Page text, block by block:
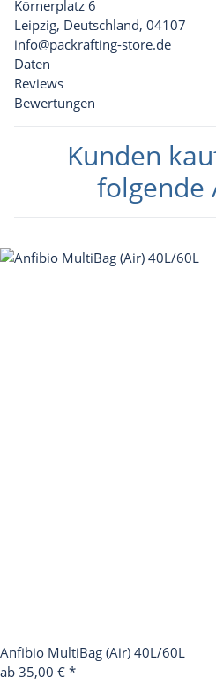
Körnerplatz 6
Leipzig, Deutschland, 04107
info@packrafting-store.de
Daten
Reviews
Bewertungen
Kunden
folgende
Anfibio MultiBag (Air) 40L/60L
ab 35,00 € *